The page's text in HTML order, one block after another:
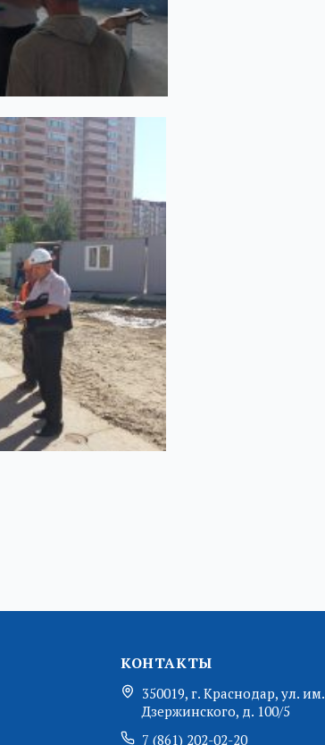
КОНТАКТЫ
350019, г. Краснодар, ул. им.
Дзержинского, д. 100/5
7 (861) 202-02-20